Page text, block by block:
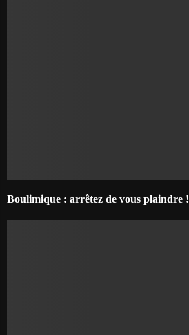
Boulimique : arrêtez de vous plaindre !